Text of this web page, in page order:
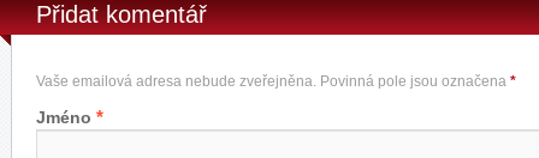
Přidat komentář
Vaše emailová adresa nebude zveřejněna. Povinná pole jsou označena *
Jméno *